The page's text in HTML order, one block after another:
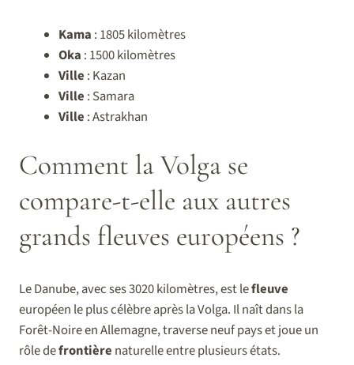
Kama : 1805 kilomètres
Oka : 1500 kilomètres
Ville : Kazan
Ville : Samara
Ville : Astrakhan
Comment la Volga se
compare-t-elle aux autres
grands fleuves européens ?
Le Danube, avec ses 3020 kilomètres, est lefleuve
européen le plus célèbre après la Volga. Il naît dans la
Forêt-Noire en Allemagne, traverse neuf pays et joue un
rôle defrontière naturelle entre plusieurs états.